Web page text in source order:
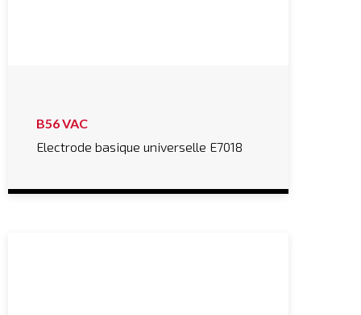
B56 VAC
Electrode basique universelle E7018